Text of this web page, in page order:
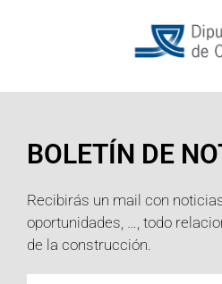
BOLETÍN DE
Recibirás un mail con
oportunidades, …, todo
de la construcción.